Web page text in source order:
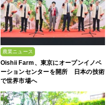
農業ニュース
Oishii Farm、東京にオープンイノベ
ーションセンターを開所 日本の技術
で世界市場へ